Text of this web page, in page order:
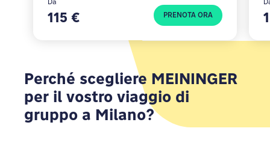
115 € PRENOTA ORA
Perché scegliere MEININGER
per il vostro viaggio di
gruppo a Milano?